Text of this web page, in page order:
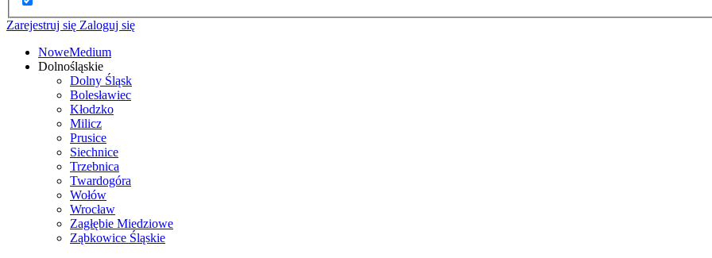
Zarejestruj się Zaloguj się
NoweMedium
Dolnośląskie
Dolny Śląsk
Bolesławiec
Kłodzko
Milicz
Prusice
Siechnice
Trzebnica
Twardogóra
Wołów
Wrocław
Zagłębie Miedziowe
Ząbkowice Śląskie